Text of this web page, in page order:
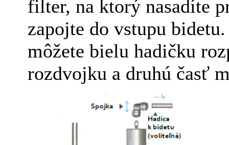
filter, na ktorý nasadíte
zapojte do vstupu
môžete bielu hadičku
rozdvojku a druhú časť